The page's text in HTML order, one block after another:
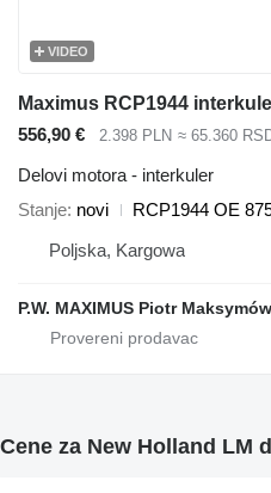
VIDEO
556,90 € 2.398 PLN ≈ 65.360
Delovi motora - interkuler
Stanje novi
RCP1944 OE
Poljska, Kargowa
P.W. MAXIMUS Piotr Maksymów
Cene za New Holland LM